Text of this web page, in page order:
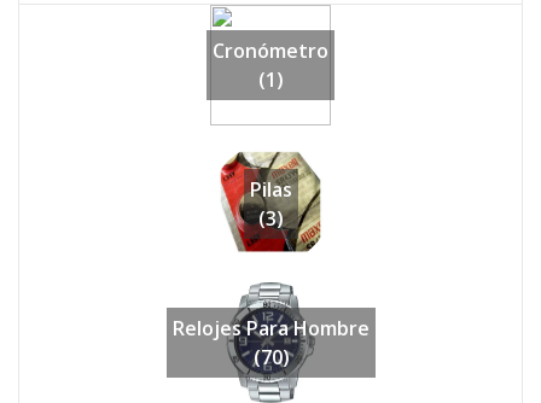
Cronómetro
(1)
Pilas
(3)
Relojes Para Hombre
(70)